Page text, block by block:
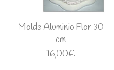
Molde Aluminio Flor 30
cm
16,00€